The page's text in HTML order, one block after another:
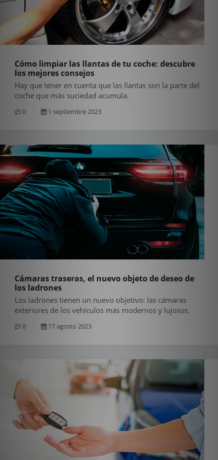
Cómo limpiar las llantas de tu coche: descubre
los mejores consejos
Hay que tener en cuenta que las llantas son la parte del
coche que más suciedad acumula.
0 1 septiembre 2023
Cámaras traseras, el nuevo objeto de deseo de
los ladrones
Los ladrones tienen un nuevo objetivo: las cámaras
exteriores de los vehículos más modernos y lujosos.
0 17 agosto 2023